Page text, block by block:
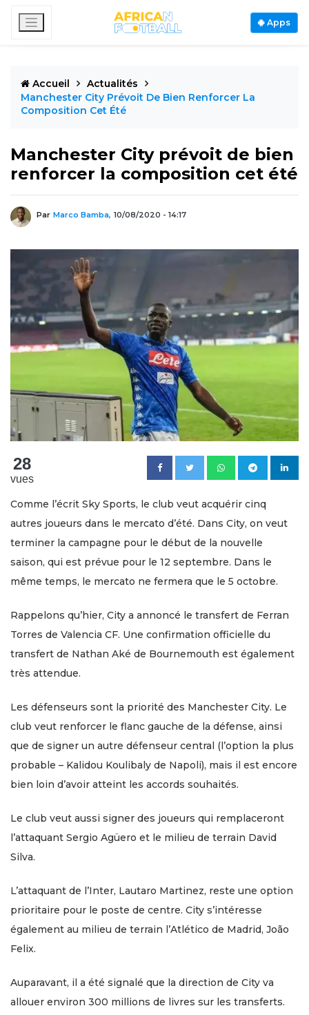
Apps
Accueil
Actualités
Manchester City Prévoit De Bien Renforcer La
Composition Cet Été
Manchester City prévoit de bien
renforcer la composition cet été
Par Marco Bamba, 10/08/2020 - 14:17
28
vues
Comme l’écrit Sky Sports, le club veut acquérir cinq
autres joueurs dans le mercato d’été. Dans City, on veut
terminer la campagne pour le début de la nouvelle
saison, qui est prévue pour le 12 septembre. Dans le
même temps, le mercato ne fermera que le 5 octobre.
Rappelons qu’hier, City a annoncé le transfert de Ferran
Torres de Valencia CF. Une confirmation officielle du
transfert de Nathan Aké de Bournemouth est également
très attendue.
Les défenseurs sont la priorité des Manchester City. Le
club veut renforcer le flanc gauche de la défense, ainsi
que de signer un autre défenseur central (l’option la plus
probable – Kalidou Koulibaly de Napoli), mais il est encore
bien loin d’avoir atteint les accords souhaités.
Le club veut aussi signer des joueurs qui remplaceront
l’attaquant Sergio Agüero et le milieu de terrain David
Silva.
L’attaquant de l’Inter, Lautaro Martinez, reste une option
prioritaire pour le poste de centre. City s’intéresse
également au milieu de terrain l’Atlético de Madrid, João
Felix.
Auparavant, il a été signalé que la direction de City va
allouer environ 300 millions de livres sur les transferts.